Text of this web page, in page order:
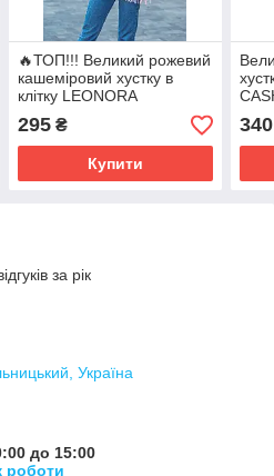
🔥ТОП!!! Великий рожевий
кашеміровий хустку в
клітку LEONORA
295₴
Купити
340
за рік
Україна
до 15:00
роботи